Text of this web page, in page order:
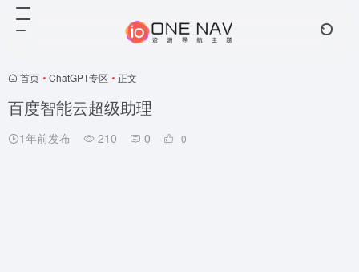
首页 • ChatGPT专区 • 正文
百度智能云超级助理
1年前发布 210 0 0